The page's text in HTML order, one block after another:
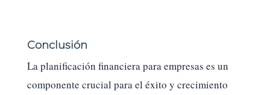
Conclusión
La planificación financiera para empresas es un
componente crucial para el éxito y crecimiento